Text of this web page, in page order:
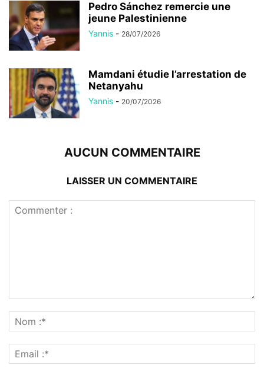
Pedro Sánchez remercie une
jeune Palestinienne
Yannis - 28/07/2026
Mamdani étudie l’arrestation de
Netanyahu
Yannis - 20/07/2026
AUCUN COMMENTAIRE
LAISSER UN COMMENTAIRE